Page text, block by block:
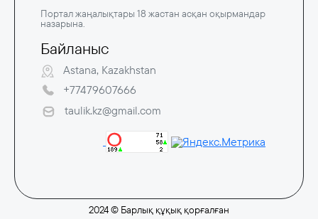
Портал жаңалықтары 18 жастан асқан оқырмандар
назарына.
Байланыс
Astana, Kazakhstan
+77479607666
taulik.kz@gmail.com
2024 © Барлық құқық қорғалған